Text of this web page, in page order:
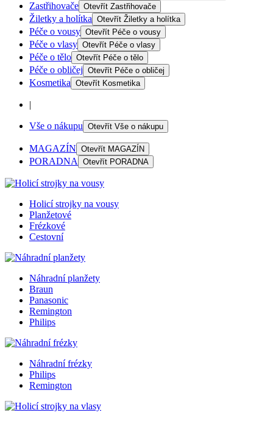
Zastřihovače Otevřít Zastřihovače
Žiletky a holítka Otevřít Žiletky a holítka
Péče o vousy Otevřít Péče o vousy
Péče o vlasy Otevřít Péče o vlasy
Péče o tělo Otevřít Péče o tělo
Péče o obličej Otevřít Péče o obličej
Kosmetika Otevřít Kosmetika
|
Vše o nákupu Otevřít Vše o nákupu
MAGAZÍN Otevřít MAGAZÍN
PORADNA Otevřít PORADNA
Holicí strojky na vousy
Planžetové
Frézkové
Cestovní
Náhradní planžety
Braun
Panasonic
Remington
Philips
Náhradní frézky
Philips
Remington